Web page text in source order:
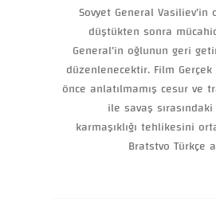
Sovyet General
düştükten sonra
General’in oğlunun geri
düzenlenecektir. Film
önce anlatılmamış cesur ve
ile savaş
karmaşıklığı tehlikesini
Bratstvo Türkçe